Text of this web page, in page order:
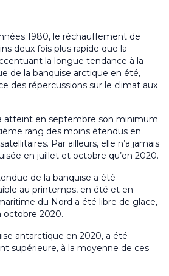
1980, le réchauffement de
deux fois plus rapide que la
la longue tendance à la
de la banquise arctique en été,
des répercussions sur le climat aux
atteint en septembre son minimum
rang des moins étendus en
Par ailleurs, elle n’a jamais
en juillet et octobre qu’en 2020.
de la banquise a été
au printemps, en été et en
du Nord a été libre de glace,
octobre 2020.
antarctique en 2020, a été
supérieure, à la moyenne de ces